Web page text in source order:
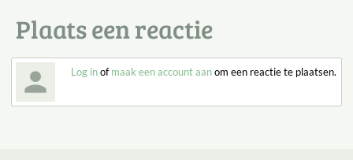
Plaats een reactie
Log inofmaak een account aanom een reactie te plaatsen.